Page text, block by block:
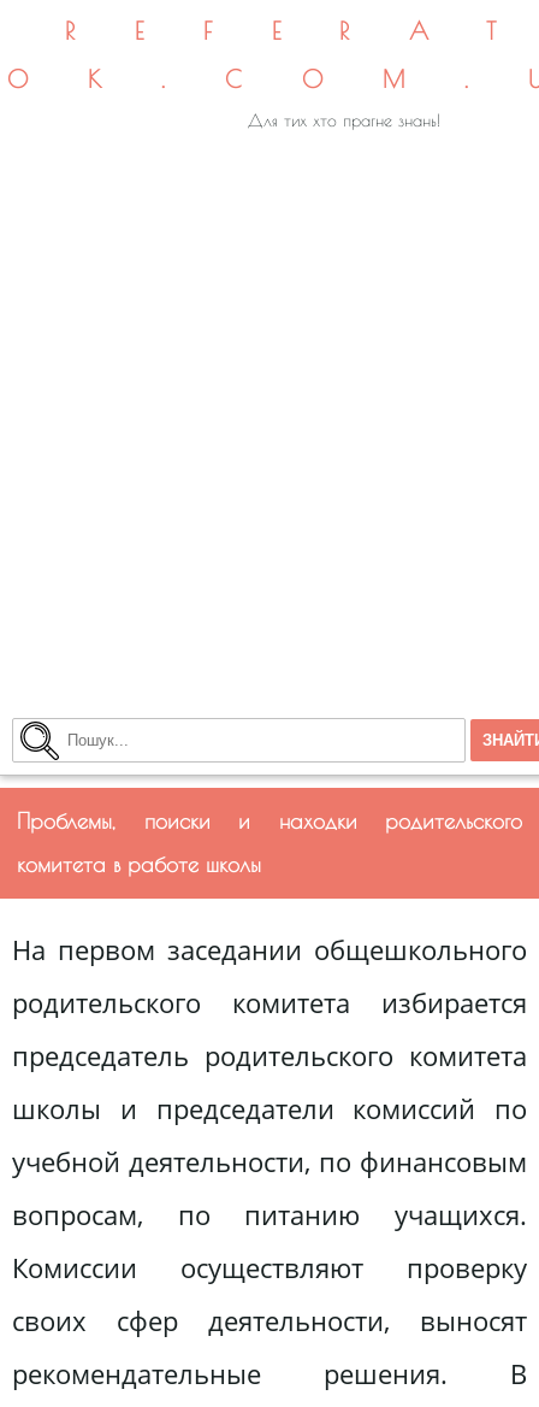
Для тих хто прагне знань!
Проблемы, поиски и находки родительского
комитета в работе школы
На первом заседании общешкольного
родительского комитета избирается
председатель родительского комитета
школы и председатели комиссий по
учебной деятельности, по финансовым
вопросам, по питанию учащихся.
Комиссии осуществляют проверку
своих сфер деятельности, выносят
рекомендательные решения. В